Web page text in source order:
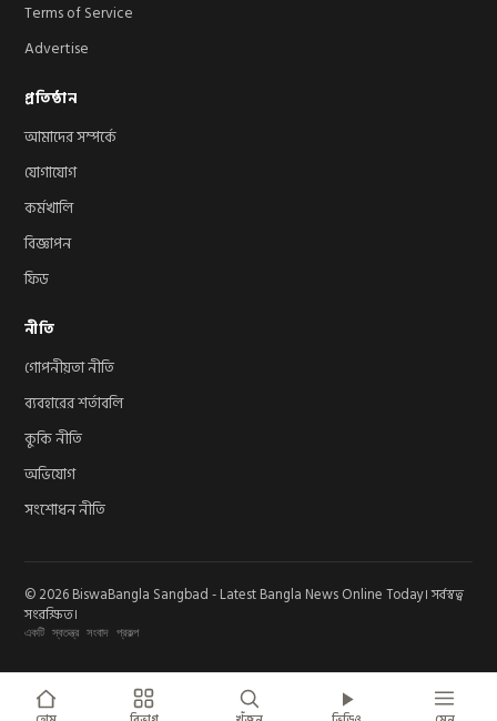
Terms of Service
Advertise
প্রতিষ্ঠান
আমাদের সম্পর্কে
যোগাযোগ
কর্মখালি
বিজ্ঞাপন
ফিড
নীতি
গোপনীয়তা নীতি
ব্যবহারের শর্তাবলি
কুকি নীতি
অভিযোগ
সংশোধন নীতি
© 2026 BiswaBangla Sangbad - Latest Bangla News Online Today। সর্বস্বত্ব
সংরক্ষিত।
একটি স্বতন্ত্র সংবাদ প্রকল্প